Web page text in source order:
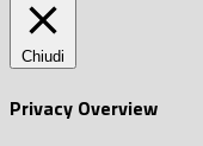
Chiudi
Privacy Overview